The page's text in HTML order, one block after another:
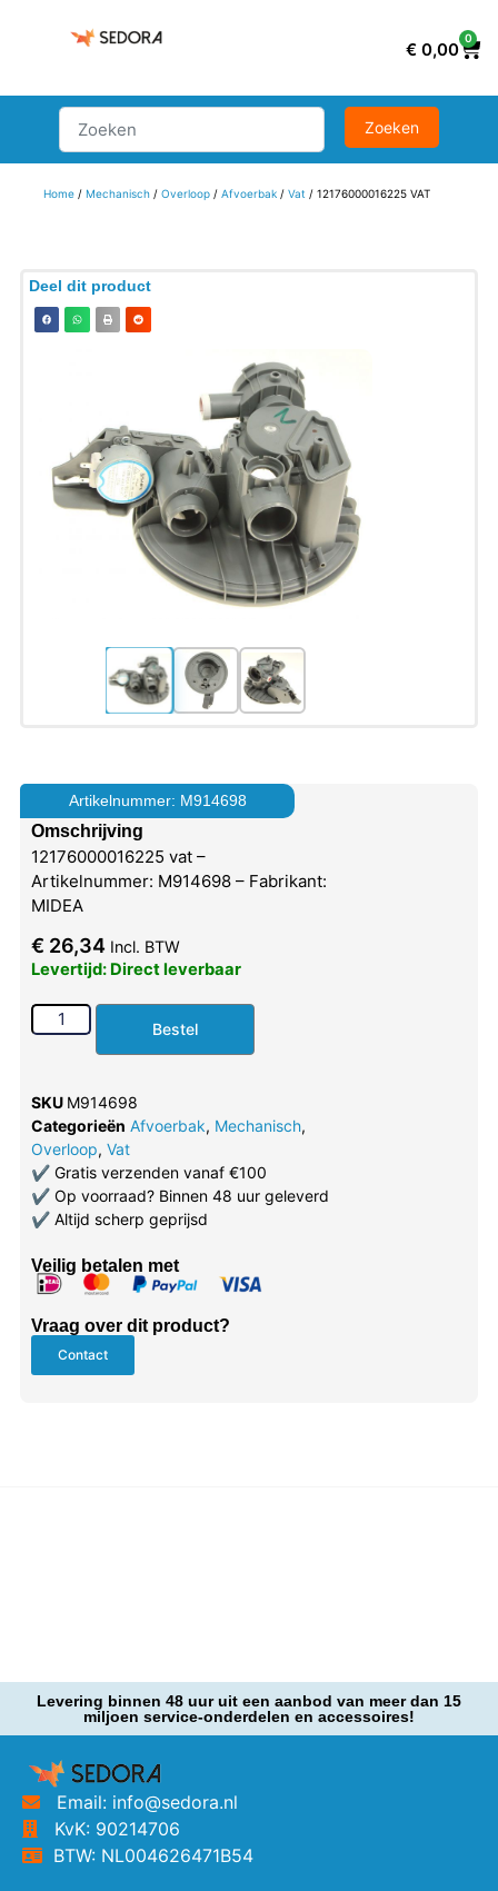
€ 0,00
0
Home/ Mechanisch/ Overloop/ Afvoerbak/ Vat / 12176000016225 VAT
Deel dit product
Artikelnummer: M914698
Omschrijving
12176000016225 vat –
Artikelnummer: M914698 – Fabrikant:
MIDEA
€ 26,34 Incl. BTW
Levertijd: Direct leverbaar
Bestel
SKU M914698
Categorieën Afvoerbak, Mechanisch,
Overloop, Vat
✔Gratis verzenden vanaf €100
✔Op voorraad? Binnen 48 uur geleverd
✔Altijd scherp geprijsd
Veilig betalen met
Vraag over dit product?
Contact
Levering binnen 48 uur uit een aanbod van meer dan 15
miljoen service-onderdelen en accessoires!
Email: info@sedora.nl
KvK: 90214706
BTW: NL004626471B54